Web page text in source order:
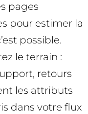
pages
pour estimer la
possible.
le terrain :
retours
les attributs
dans votre flux